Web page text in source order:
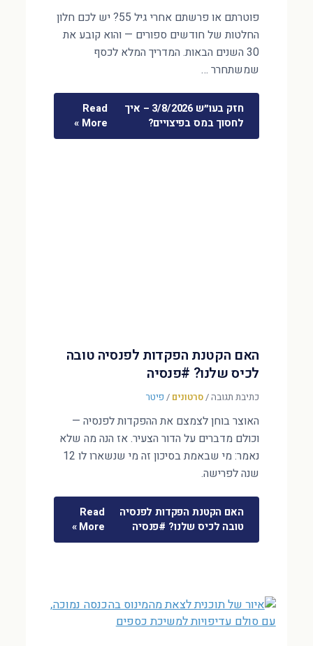
פוטרתם או פרשתם אחרי גיל 55? יש לכם חלון
החלטות של חודשים ספורים — והוא קובע את
30 השנים הבאות. המדריך המלא לכסף
שמשתחרר …
חזק בעו״ש 3/8/2026 – איך
לחסוך במס בפיצויים?
Read
More »
האם הקטנת הפקדות לפנסיה טובה
לכיס שלנו? #פנסיה
כתיבת תגובה/סרטונים / פיטר
האוצר בוחן לצמצם את ההפקדות לפנסיה —
וכולם מדברים על הדור הצעיר. אז הנה מה שלא
נאמר: מי שבאמת בסיכון זה מי שנשארו לו 12
שנה לפרישה.
האם הקטנת הפקדות לפנסיה
טובה לכיס שלנו? #פנסיה
Read
More »